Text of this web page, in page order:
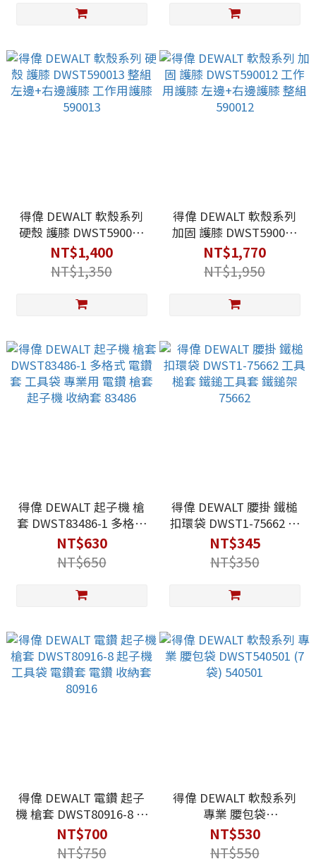
得偉 DEWALT 軟殼系列
硬殼 護膝 DWST590013
整組 左邊+右邊護膝 工作
用護膝 590013
NT$1,400
NT$1,350
得偉 DEWALT 軟殼系列
加固 護膝 DWST590012
工作用護膝 左邊+右邊護
膝 整組 590012
NT$1,770
NT$1,950
得偉 DEWALT 起子機 槍
套 DWST83486-1 多格式
電鑽套 工具袋 專業用 電
鑽 槍套 起子機 收納套
83486
NT$630
NT$650
得偉 DEWALT 腰掛 鐵槌
扣環袋 DWST1-75662 工
具槌套 鐵鎚工具套 鐵鎚
架 75662
NT$345
NT$350
得偉 DEWALT 電鑽 起子
機 槍套 DWST80916-8 起
子機 工具袋 電鑽套 電鑽
收納套 80916
NT$700
NT$750
得偉 DEWALT 軟殼系列
專業 腰包袋
DWST540501 (7袋)
540501
NT$530
NT$550